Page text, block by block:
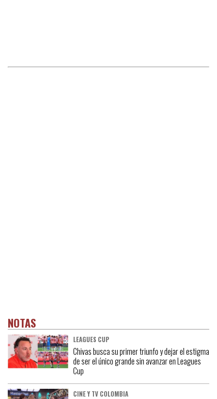
NOTAS
LEAGUES CUP
Chivas busca su primer triunfo y dejar el estigma
de ser el único grande sin avanzar en Leagues
Cup
CINE Y TV COLOMBIA